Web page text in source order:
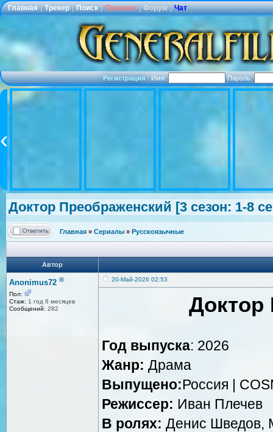
Главная | Трекер | Поиск | Правила | Форум | Чат
Регистрация·Имя: Пароль:
Доктор Преображенский [3 сезон: 1-8
Главная » Сериалы » Русскоязычные
Автор
Anonimus72 ®
Пол:
Стаж: 1 год 6 месяцев
Сообщений: 282
20-Май-2026 02:53
Доктор
Год выпуска: 2026
Жанр: Драма
Выпущено:Россия |
Режиссер: Иван Плечев
В ролях: Денис Шведов,